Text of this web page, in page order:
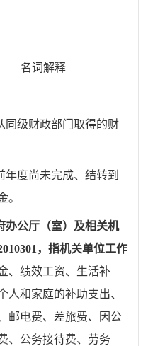
名词解释
同级财政部门取得的财
度尚未完成、结转到
。
办公厅（室）及相关机
，指机关单位工作
、绩效工资、生活补
人和家庭的补助支出、
邮电费、差旅费、因公
、公务接待费、劳务